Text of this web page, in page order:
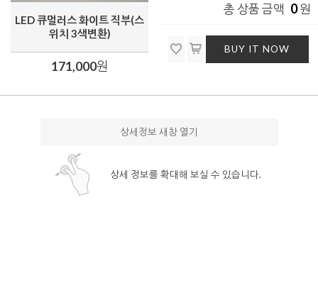
LED 큐멀러스 화이트 직부(스
위치 3색변환)
171,000원
총 상품 금액 0원
BUY IT NOW
상세정보 새창 열기
상세 정보를 확대해 보실 수 있습니다.